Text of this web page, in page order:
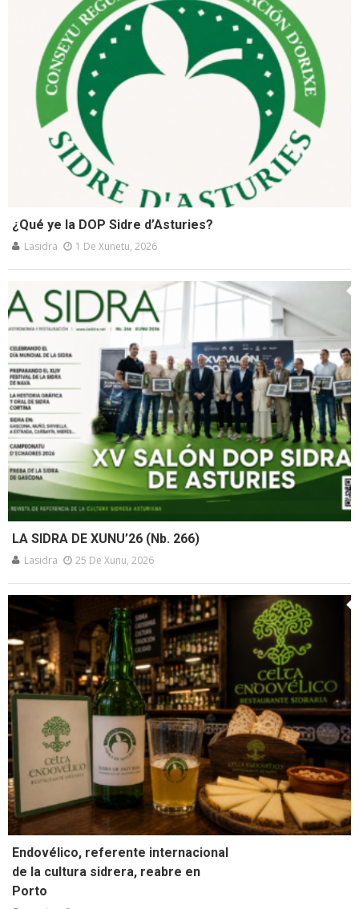
¿Qué ye la DOP Sidre d’Asturies?
Lasidra 1 De Xunetu, 2026
LA SIDRA DE XUNU’26 (Nb. 266)
Lasidra 25 De Xunu, 2026
Endovélico, referente internacional
de la cultura sidrera, reabre en
Porto